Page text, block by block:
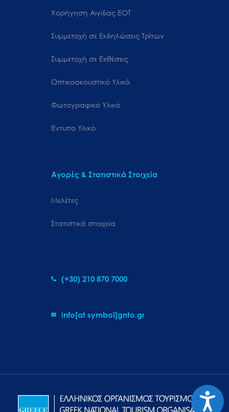
Χορήγηση Αιγίδας ΕΟΤ
Συμμετοχή σε Εκδηλώσεις Τρίτων
Συμμετοχή σε Εκθέσεις
Οπτικοακουστικό Υλικό
Φωτογραφικό Υλικό
Έντυπο Υλικό
Αγορές & Στατιστικά Στοιχεία
Μελέτες
Στατιστικά στοιχεία
(+30) 210 870 7000
info[at symbol]gnto.gr